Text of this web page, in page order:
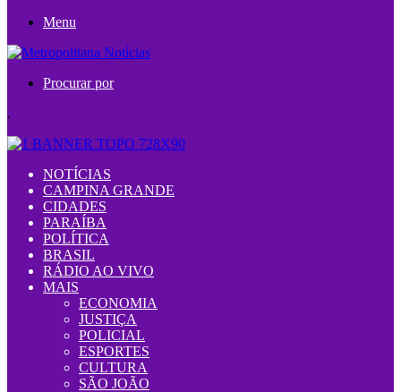
Menu
Procurar por
.
NOTÍCIAS
CAMPINA GRANDE
CIDADES
PARAÍBA
POLÍTICA
BRASIL
RÁDIO AO VIVO
MAIS
ECONOMIA
JUSTIÇA
POLICIAL
ESPORTES
CULTURA
SÃO JOÃO